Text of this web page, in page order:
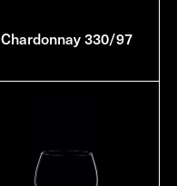
Chardonnay 330/97